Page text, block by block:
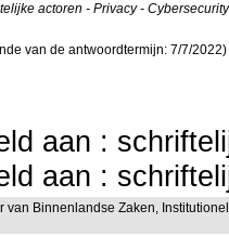
actoren - Privacy -
van de antwoordtermijn: 7/7/2022)
aan :
aan :
van Binnenlandse Zaken,